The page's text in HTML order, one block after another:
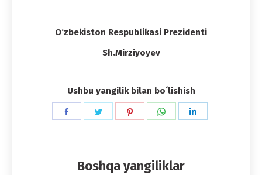
O‘zbekiston Respublikasi Prezidenti
Sh.Mirziyoyev
Ushbu yangilik bilan boʻlishish
Share
Share
Share
Share
Boshqa yangiliklar